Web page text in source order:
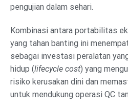
pengujian dalam sehari.
Kombinasi antara portabilitas
yang tahan banting ini
sebagai investasi peralatan
hidup (lifecycle cost) yang
risiko kerusakan dini dan
untuk mendukung operasi QC